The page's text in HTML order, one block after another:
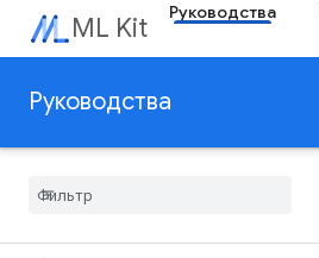
ML Kit Руководства
Руководства